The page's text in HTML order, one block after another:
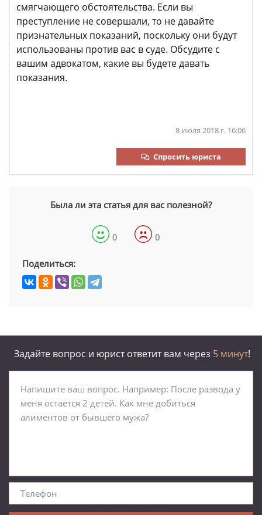
смягчающего обстоятельства. Если вы
преступление не совершали, то не давайте
признательных показаний, поскольку они будут
использованы против вас в суде. Обсудите с
вашим адвокатом, какие вы будете давать
показания.
8 июля 2018 г. 16:06
Спросить юриста
Была ли эта статья для вас полезной?
0 0
Поделиться:
Задайте вопрос и юрист ответит вам через 5 минут!